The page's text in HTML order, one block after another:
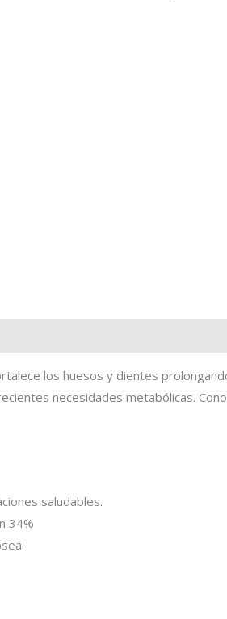
los huesos y dientes
necesidades metabólicas.
saludables.
34%